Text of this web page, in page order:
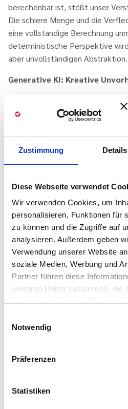
Zustimmung Details
Diese Webseite verwendet
Wir verwenden Cookies, um
personalisieren, Funktionen für
zu können und die Zugriffe auf
analysieren. Außerdem geben
Verwendung unserer Website
soziale Medien, Werbung und
Partner führen diese
weiteren Daten zusammen, die
Cookies, wenn Sie unsere
Notwendig
Präferenzen
Statistiken
berechenbar ist, stößt unser
Die schiere Menge und die
eine vollständige Berechnung
deterministische Perspektive
aber unvollständigen Abstraktion.
Generative KI: Kreative
Generative KI-Systeme, die auf
basieren, spiegeln diese
arbeiten diese Systeme
in riesigen Datenmengen, die
überschauen könnte, und
Hier wird klar: Generative KI zeigt
hochkomplexen Systemen nicht
deterministisch zu verstehen.
Mustererkennung und
Welt, die niemals vollständig
Kooperation statt Kontrolle
Diese Erkenntnis hat
unsere Welt in ihrer Tiefe und
berechenbar ist, bedeutet das
vollständig kontrollieren können.
Kooperation, nicht Kontrolle,
In der Technologieentwicklung,